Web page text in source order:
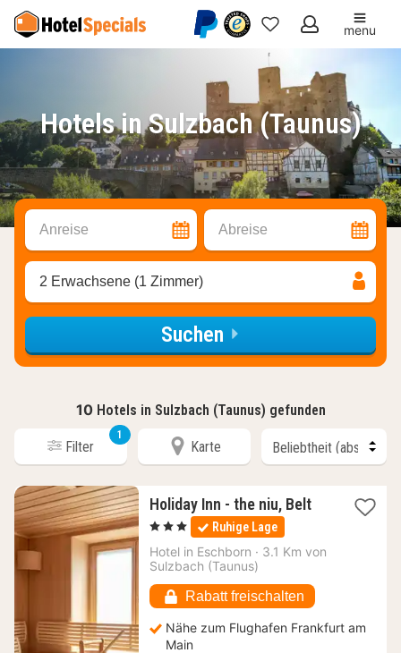
Meine
Favoriten
menu
Hotels in Sulzbach (Taunus)
Anreise Abreise
2 Erwachsene (1 Zimmer)
Suchen
10 Hotels in Sulzbach (Taunus) gefunden
Filter
1
Karte
Holiday Inn - the niu, Belt1
69
, 3 Sterne Ruhige Lage
Hotel in Eschborn · 3.1 Km von
Sulzbach (Taunus)
Rabatt freischalten
Nähe zum Flughafen Frankfurt am
Main